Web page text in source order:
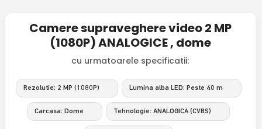
Camere supraveghere video 2 MP
(1080P) ANALOGICE , dome
cu urmatoarele specificatii:
Rezolutie: 2 MP (1080P) Lumina alba LED: Peste 40 m
Carcasa: Dome Tehnologie: ANALOGICA (CVBS)